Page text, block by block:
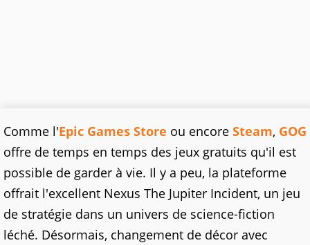
Comme l'Epic Games Store ou encore Steam, GOG
offre de temps en temps des jeux gratuits qu'il est
possible de garder à vie. Il y a peu, la plateforme
offrait l'excellent Nexus The Jupiter Incident, un jeu
de stratégie dans un univers de science-fiction
léché. Désormais, changement de décor avec